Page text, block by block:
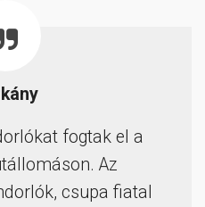
fogtak el a
Az
csupa fiatal